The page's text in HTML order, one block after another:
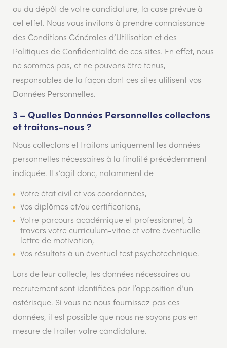
ou du dépôt de votre candidature, la case prévue à
cet effet. Nous vous invitons à prendre connaissance
des Conditions Générales d’Utilisation et des
Politiques de Confidentialité de ces sites. En effet, nous
ne sommes pas, et ne pouvons être tenus,
responsables de la façon dont ces sites utilisent vos
Données Personnelles.
3 – Quelles Données Personnelles collectons
et traitons-nous ?
Nous collectons et traitons uniquement les données
personnelles nécessaires à la finalité précédemment
indiquée. Il s’agit donc, notamment de
Votre état civil et vos coordonnées,
Vos diplômes et/ou certifications,
Votre parcours académique et professionnel, à
travers votre curriculum-vitae et votre éventuelle
lettre de motivation,
Vos résultats à un éventuel test psychotechnique.
Lors de leur collecte, les données nécessaires au
recrutement sont identifiées par l’apposition d’un
astérisque. Si vous ne nous fournissez pas ces
données, il est possible que nous ne soyons pas en
mesure de traiter votre candidature.